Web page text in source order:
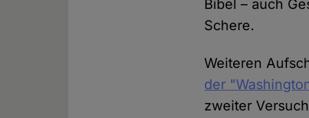
Bibel – auch
Schere.
Weiteren
der
zweiter